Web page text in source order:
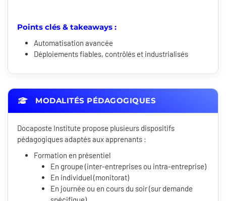
Points clés & takeaways :
Automatisation avancée
Déploiements fiables, contrôlés et industrialisés
MODALITÉS PÉDAGOGIQUES
Docaposte Institute propose plusieurs dispositifs
pédagogiques adaptés aux apprenants :
Formation en présentiel
En groupe (inter-entreprises ou intra-entreprise)
En individuel (monitorat)
En journée ou en cours du soir (sur demande